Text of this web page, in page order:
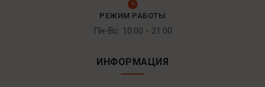
РЕЖИМ РАБОТЫ
Пн-Вс: 10:00 - 21:00
ИНФОРМАЦИЯ